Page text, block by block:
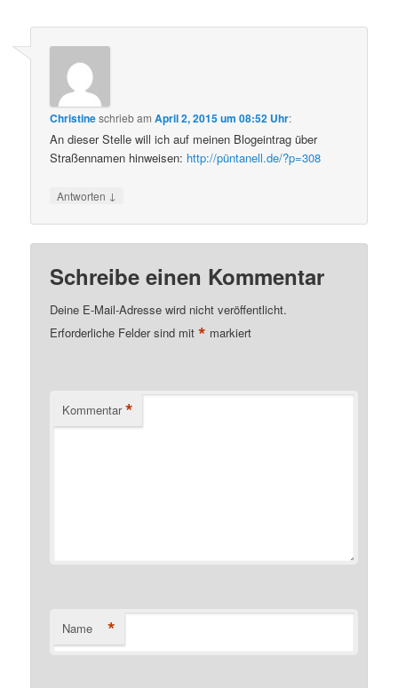
ChristineschriebamApril 2, 2015 um 08:52 Uhr:
An dieser Stelle will ich auf meinen Blogeintrag über
Straßennamen hinweisen: http://püntanell.de/?p=308
Antworten ↓
Schreibe einen Kommentar
Deine E-Mail-Adresse wird nicht veröffentlicht.
Erforderliche Felder sind mit* markiert
Kommentar *
Name *